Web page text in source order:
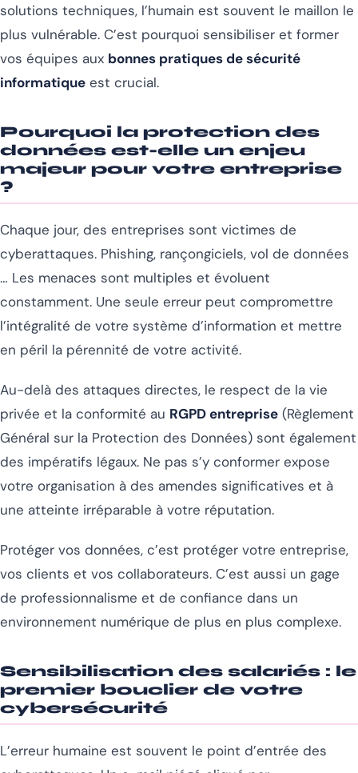
solutions techniques, l’humain est souvent le maillon le
plus vulnérable. C’est pourquoi sensibiliser et former
vos équipes aux bonnes pratiques de sécurité
informatique est crucial.
Pourquoi la protection des
données est-elle un enjeu
majeur pour votre entreprise
?
Chaque jour, des entreprises sont victimes de
cyberattaques. Phishing, rançongiciels, vol de données
… Les menaces sont multiples et évoluent
constamment. Une seule erreur peut compromettre
l’intégralité de votre système d’information et mettre
en péril la pérennité de votre activité.
Au-delà des attaques directes, le respect de la vie
privée et la conformité au RGPD entreprise (Règlement
Général sur la Protection des Données) sont également
des impératifs légaux. Ne pas s’y conformer expose
votre organisation à des amendes significatives et à
une atteinte irréparable à votre réputation.
Protéger vos données, c’est protéger votre entreprise,
vos clients et vos collaborateurs. C’est aussi un gage
de professionnalisme et de confiance dans un
environnement numérique de plus en plus complexe.
Sensibilisation des salariés : le
premier bouclier de votre
cybersécurité
L’erreur humaine est souvent le point d’entrée des